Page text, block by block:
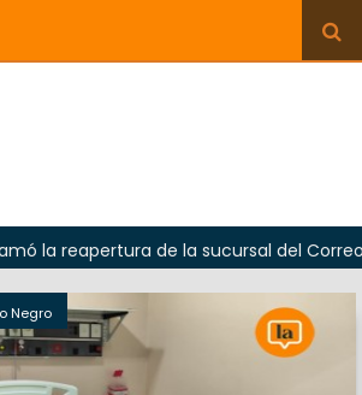
de la sucursal del Correo Argentino
Negro